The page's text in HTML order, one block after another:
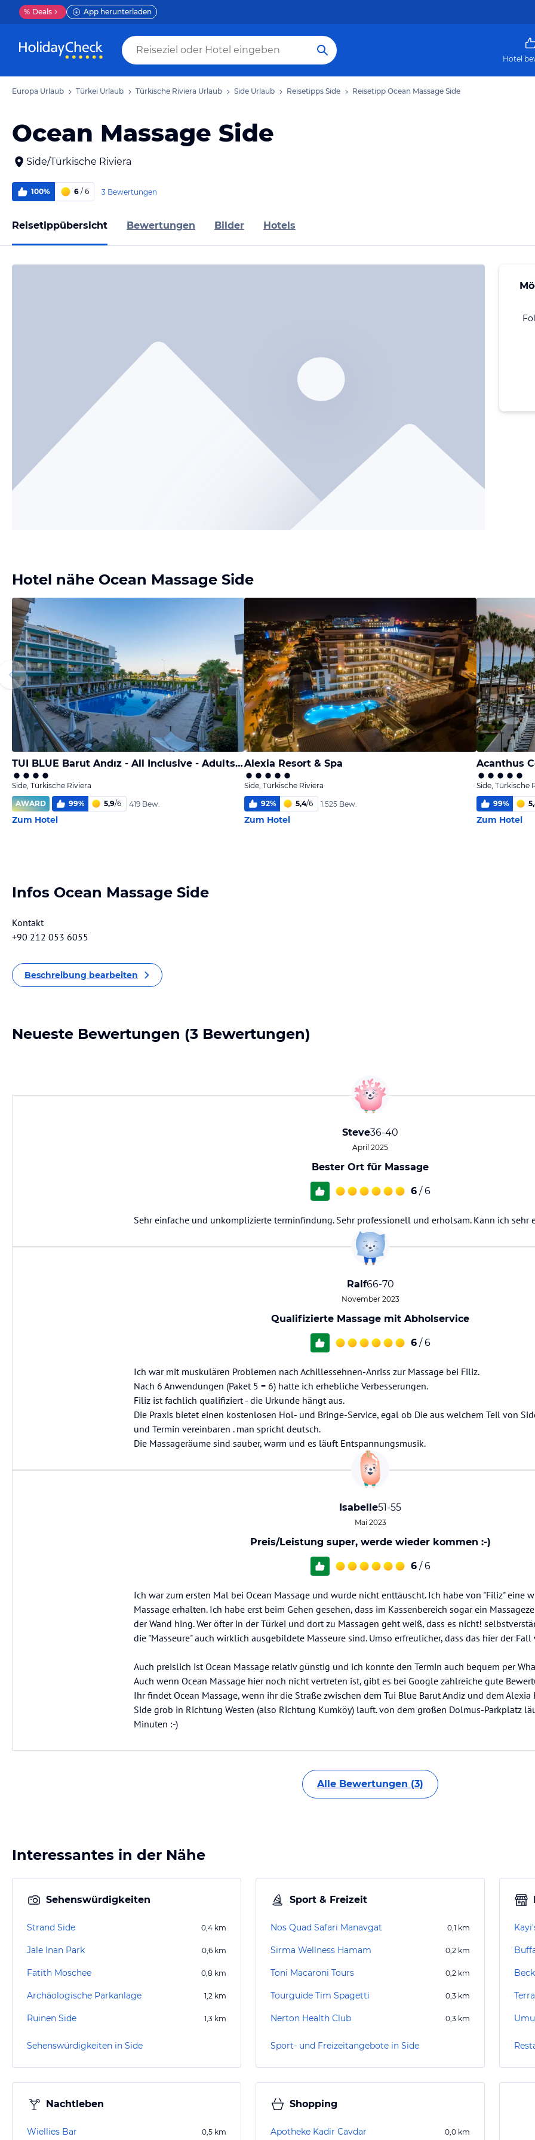
% Deals App herunterladen
Hotel
Europa Urlaub Türkei Urlaub Türkische Riviera Urlaub Side Urlaub Reisetipps Side Reisetipp Ocean Massage Side
Ocean Massage Side
Side/Türkische Riviera
100% 6 / 6 3 Bewertungen
Reisetippübersicht Bewertungen Bilder Hotels
Hotel nähe Ocean Massage Side
TUI BLUE Barut Andız - All Inclusive - Adults Only
Side, Türkische Riviera
AWARD
99% 5,9/6 419 Bew.
Zum Hotel
Alexia Resort & Spa
Side, Türkische Riviera
92% 5,4/6 1.525 Bew.
Zum Hotel
Acanthus
Side, Türkische
99%
Zum Hotel
Infos Ocean Massage Side
Kontakt
+90 212 053 6055
Beschreibung bearbeiten
Neueste Bewertungen (3 Bewertungen)
Steve36-40
April 2025
Bester Ort für Massage
6 / 6
Sehr einfache und unkomplizierte terminfindung. Sehr professionell und erholsam. Kann ich sehr
Ralf66-70
November 2023
Qualifizierte Massage mit Abholservice
6 / 6
Ich war mit muskulären Problemen nach Achillessehnen-Anriss zur Massage bei Filiz.
Nach 6 Anwendungen (Paket 5 = 6) hatte ich erhebliche Verbesserungen.
Filiz ist fachlich qualifiziert - die Urkunde hängt aus.
Die Praxis bietet einen kostenlosen Hol- und Bringe-Service, egal ob Die aus welchem Teil von
und Termin vereinbaren . man spricht deutsch.
Die Massageräume sind sauber, warm und es läuft Entspannungsmusik.
Isabelle51-55
Mai 2023
Preis/Leistung super, werde wieder kommen :-)
6 / 6
Ich war zum ersten Mal bei Ocean Massage und wurde nicht enttäuscht. Ich habe von "Filiz" eine
Massage erhalten. Ich habe erst beim Gehen gesehen, dass im Kassenbereich sogar ein
der Wand hing. Wer öfter in der Türkei und dort zu Massagen geht weiß, dass es nicht!
die "Masseure" auch wirklich ausgebildete Masseure sind. Umso erfreulicher, dass das hier der Fall
Auch preislich ist Ocean Massage relativ günstig und ich konnte den Termin auch bequem per
Auch wenn Ocean Massage hier noch nicht vertreten ist, gibt es bei Google zahlreiche gute
Ihr findet Ocean Massage, wenn ihr die Straße zwischen dem Tui Blue Barut Andiz und dem Alexia
Side grob in Richtung Westen (also Richtung Kumköy) lauft. von dem großen Dolmus-Parkplatz
Minuten :-)
Alle Bewertungen (3)
Interessantes in der Nähe
Sehenswürdigkeiten
Strand Side 0,4 km
Jale Inan Park 0,6 km
Fatith Moschee 0,8 km
Archäologische Parkanlage 1,2 km
Ruinen Side 1,3 km
Sehenswürdigkeiten in Side
Sport & Freizeit
Nos Quad Safari Manavgat 0,1 km
Sirma Wellness Hamam 0,2 km
Toni Macaroni Tours 0,2 km
Tourguide Tim Spagetti 0,3 km
Nerton Health Club 0,3 km
Sport- und Freizeitangebote in Side
Nachtleben
Wiellies Bar 0,5 km
Shopping
Apotheke Kadir Cavdar 0,0 km